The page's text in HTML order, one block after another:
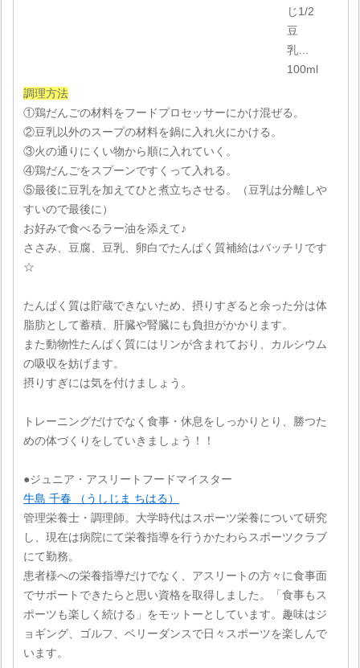
じ1/2
豆
乳…
100ml
調理方法
①鶏だんごの材料をフードプロセッサーにかけ混ぜる。
②豆乳以外のスープの材料を鍋に入れ火にかける。
③火の通りにくい物から順に入れていく。
④鶏だんごをスプーンですくって入れる。
⑤最後に豆乳を加えてひと煮立ちさせる。（豆乳は分離しや
すいので最後に）
お好みで食べるラー油を添えて♪
ささみ、豆腐、豆乳、卵白でたんぱく質補給はバッチリです
☆
たんぱく質は貯蔵できないため、摂りすぎると余った分は体
脂肪として蓄積、肝臓や腎臓にも負担がかかります。
また動物性たんぱく質にはリンが含まれており、カルシウム
の吸収を妨げます。
摂りすぎには気を付けましょう。
トレーニングだけでなく食事・休息をしっかりとり、勝つた
めの体づくりをしていきましょう！！
●ジュニア・アスリートフードマイスター
牛島 千春 （うしじま ちはる）
管理栄養士・調理師。大学時代はスポーツ栄養について研究
し、現在は病院にて栄養指導を行うかたわらスポーツクラブ
にて勤務。
患者様への栄養指導だけでなく、アスリートの方々に食事面
でサポートできたらと思い資格を取得しました。「食事もス
ポーツも楽しく続ける」をモットーとしています。趣味はジ
ョギング、ゴルフ、ベリーダンスで日々スポーツを楽しんで
います。